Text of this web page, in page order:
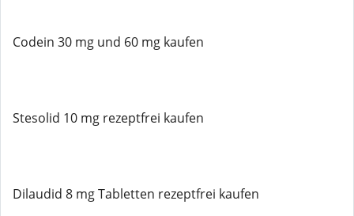
Codein 30 mg und 60 mg kaufen
Stesolid 10 mg rezeptfrei kaufen
Dilaudid 8 mg Tabletten rezeptfrei kaufen